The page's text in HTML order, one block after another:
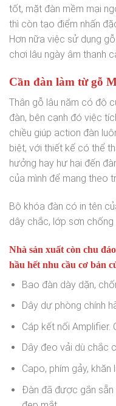
tốt, mặt đàn mềm mại
thì còn tạo điểm nhấn
Hơn nữa việc sử dụng
chơi lâu ngày âm thanh
Cần đàn làm từ gỗ
Thân gỗ lâu năm có độ
đàn, bên cạnh đó việc
chiều giúp action đàn
biệt, với thiết kế có thể
hưởng hay hư hại đến
của mình để mang theo
Bộ khóa đàn có in tên
dây chắc, lớp sơn
Nhà sản xuất còn chu
hầu hết nhu cầu cơ bản
Bao đàn dày dặn,
Dây dự phòng chính
Cáp kết nối Amplifier.
Dây đeo vải dù chắc
Capo, phím gảy, khăn
Đàn đã được gắn